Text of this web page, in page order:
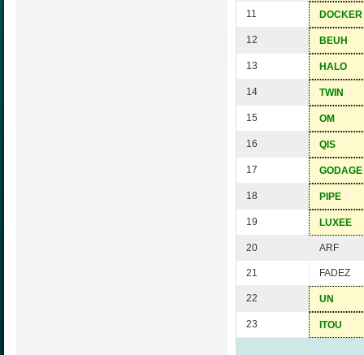
11 DOCKER
12 BEUH
13 HALO
14 TWIN
15 OM
16 QIS
17 GODAGE
18 PIPE
19 LUXEE
20 ARF
21 FADEZ
22 UN
23 ITOU